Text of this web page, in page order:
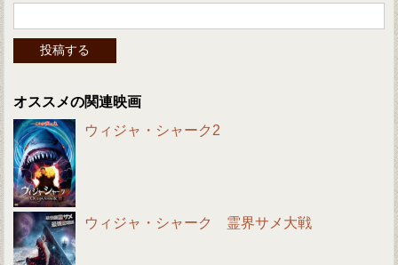
オススメの関連映画
ウィジャ・シャーク2
ウィジャ・シャーク 霊界サメ大戦